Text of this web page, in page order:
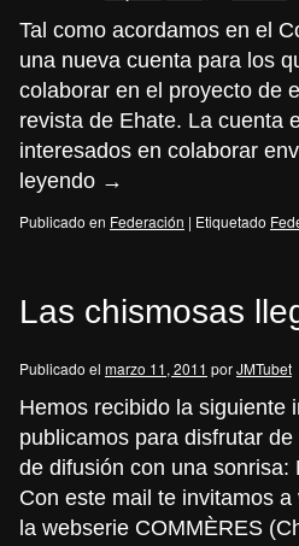
Tal como acordamos en el
una nueva cuenta para los
colaborar en el proyecto de
revista de Ehate. La cuenta
interesados en colaborar
leyendo →
Publicado en Federación | Etiquetado
Las chismosas
Publicado el marzo 11, 2011 porJMTubet
Hemos recibido la siguiente
publicamos para disfrutar
de difusión con una sonrisa:
Con este mail te invitamos
la webserie COMMÈRES